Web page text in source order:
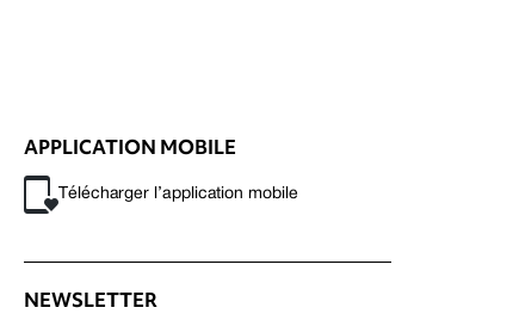
APPLICATION MOBILE
Télécharger l’application mobile
NEWSLETTER